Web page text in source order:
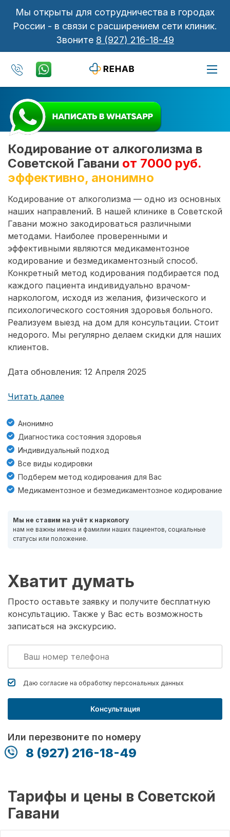
Мы открыты для сотрудничества в городах
России - в связи с расширением сети клиник.
Звоните 8 (927) 216-18-49
Кодирование от алкоголизма в
Советской Гавани от 7000 руб.
эффективно, анонимно
Кодирование от алкоголизма — одно из основных
наших направлений. В нашей клинике в Советской
Гавани можно закодироваться различными
методами. Наиболее проверенными и
эффективными являются медикаментозное
кодирование и безмедикаментозный способ.
Конкретный метод кодирования подбирается под
каждого пациента индивидуально врачом-
наркологом, исходя из желания, физического и
психологического состояния здоровья больного.
Реализуем выезд на дом для консультации. Стоит
недорого. Мы регулярно делаем скидки для наших
клиентов.
Дата обновления: 12 Апреля 2025
Читать далее
Анонимно
Диагностика состояния здоровья
Индивидуальный подход
Все виды кодировки
Подберем метод кодирования для Вас
Медикаментозное и безмедикаментозное кодирование
Мы не ставим на учёт к наркологу
нам не важны имена и фамилии наших пациентов, социальные
статусы или положение.
Хватит думать
Просто оставьте заявку и получите бесплатную
консультацию. Также у Вас есть возможность
записаться на экскурсию.
Даю согласие на обработку персональных данных
Консультация
Или перезвоните по номеру
8 (927) 216-18-49
Тарифы и цены в Советской
Гавани